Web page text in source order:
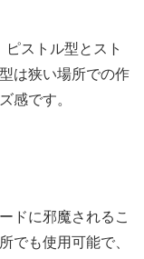
ストル型とスト
は狭い場所での作
感です。
ドに邪魔されるこ
でも使用可能で、